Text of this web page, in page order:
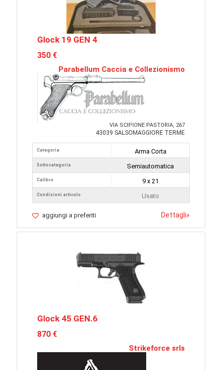
Glock 19 GEN 4
350 €
Parabellum Caccia e Collezionismo
VIA SCIPIONE PASTORIA, 267
43039 SALSOMAGGIORE TERME
Categoria
Sottocategoria
Calibro
Condizioni articolo
Arma Corta
Semiautomatica
9 x 21
Usato
aggiungi a preferiti Dettagli»
Glock 45 GEN.6
870 €
Strikeforce srls